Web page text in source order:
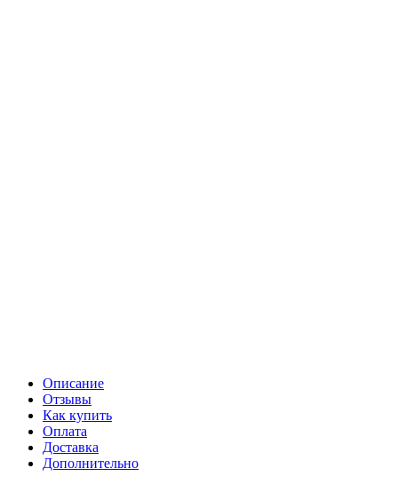
Описание
Отзывы
Как купить
Оплата
Доставка
Дополнительно